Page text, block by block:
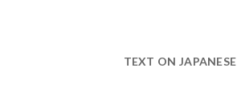
TEXT ON JAPANESE